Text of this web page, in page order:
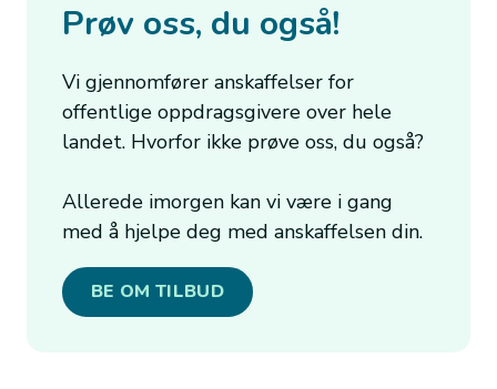
Prøv oss, du også!
Vi gjennomfører anskaffelser for
offentlige oppdragsgivere over hele
landet. Hvorfor ikke prøve oss, du også?
Allerede imorgen kan vi være i gang
med å hjelpe deg med anskaffelsen din.
BE OM TILBUD